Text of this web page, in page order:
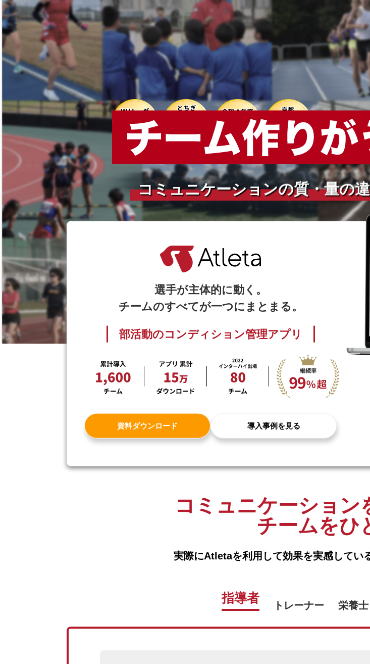
ンの質・量の違いが強さの違いに繋がる
選手が主体的に動く。
チームのすべてが一つにまとまる。
部活動のコンディション管理アプリ
資料ダウンロード 導入事例を見る
コミュニケーション
チームをひ
実際にAtletaを利用して効果を実感してい
指導者
トレーナー 栄養士